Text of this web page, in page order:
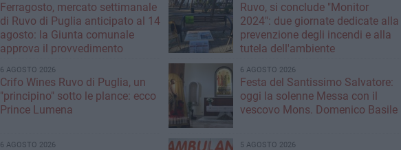
Ferragosto, mercato settimanale
di Ruvo di Puglia anticipato al 14
agosto: la Giunta comunale
approva il provvedimento
Ruvo, si conclude "Monitor
2024": due giornate dedicate alla
prevenzione degli incendi e alla
tutela dell'ambiente
6 AGOSTO 2026
Crifo Wines Ruvo di Puglia, un
"principino" sotto le plance: ecco
Prince Lumena
6 AGOSTO 2026
Festa del Santissimo Salvatore:
oggi la solenne Messa con il
vescovo Mons. Domenico Basile
6 AGOSTO 2026 5 AGOSTO 2026